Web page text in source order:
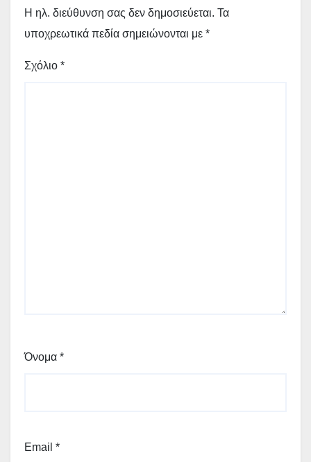
Η ηλ. διεύθυνση σας δεν δημοσιεύεται. Τα
υποχρεωτικά πεδία σημειώνονται με *
Σχόλιο *
Όνομα *
Email *